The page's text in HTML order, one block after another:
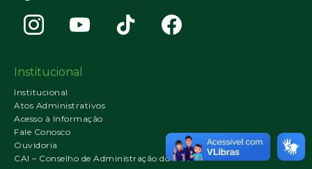
Institucional
Institucional
Atos Administrativos
Acesso à Informação
Fale Conosco
Ouvidoria
CAI – Conselho de Administração do IMA